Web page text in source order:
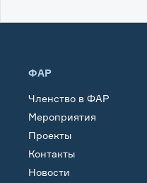
ФАР
Членство в ФАР
Мероприятия
Проекты
Контакты
Новости